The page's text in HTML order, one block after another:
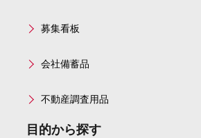
募集看板
会社備蓄品
不動産調査用品
目的から探す